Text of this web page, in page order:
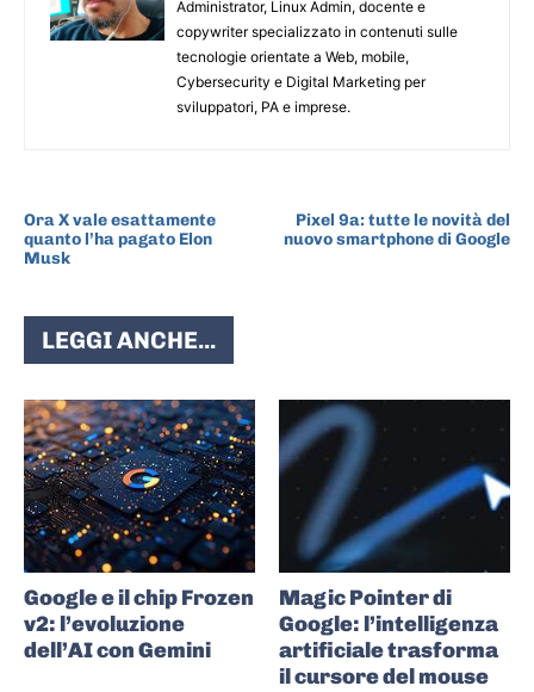
Administrator, Linux Admin, docente e
copywriter specializzato in contenuti sulle
tecnologie orientate a Web, mobile,
Cybersecurity e Digital Marketing per
sviluppatori, PA e imprese.
Ora X vale esattamente
quanto l’ha pagato Elon
Musk
Pixel 9a: tutte le novità del
nuovo smartphone di Google
LEGGI ANCHE...
Google e il chip Frozen
v2: l’evoluzione
dell’AI con Gemini
Magic Pointer di
Google: l’intelligenza
artificiale trasforma
il cursore del mouse